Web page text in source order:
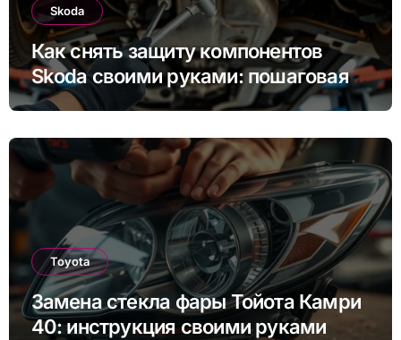
Skoda
Как снять защиту компонентов
Skoda своими руками: пошаговая
инструкция для Rapid, Octavia и
Toyota
Замена стекла фары Тойота Камри
40: инструкция своими руками